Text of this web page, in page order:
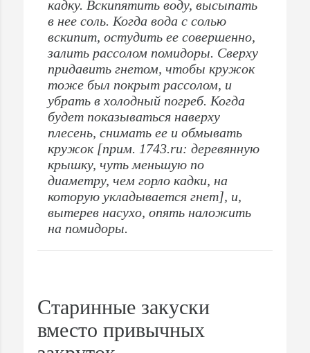
кадку. Вскипятить воду, высыпать
в нее соль. Когда вода с солью
вскипит, остудить ее совершенно,
залить рассолом помидоры. Сверху
придавить гнетом, чтобы кружок
тоже был покрыт рассолом, и
убрать в холодный погреб. Когда
будет показываться наверху
плесень, снимать ее и обмывать
кружок [прим. 1743.ru: деревянную
крышку, чуть меньшую по
диаметру, чем горло кадки, на
которую укладывается гнет], и,
вытерев насухо, опять наложить
на помидоры.
Старинные закуски
вместо привычных